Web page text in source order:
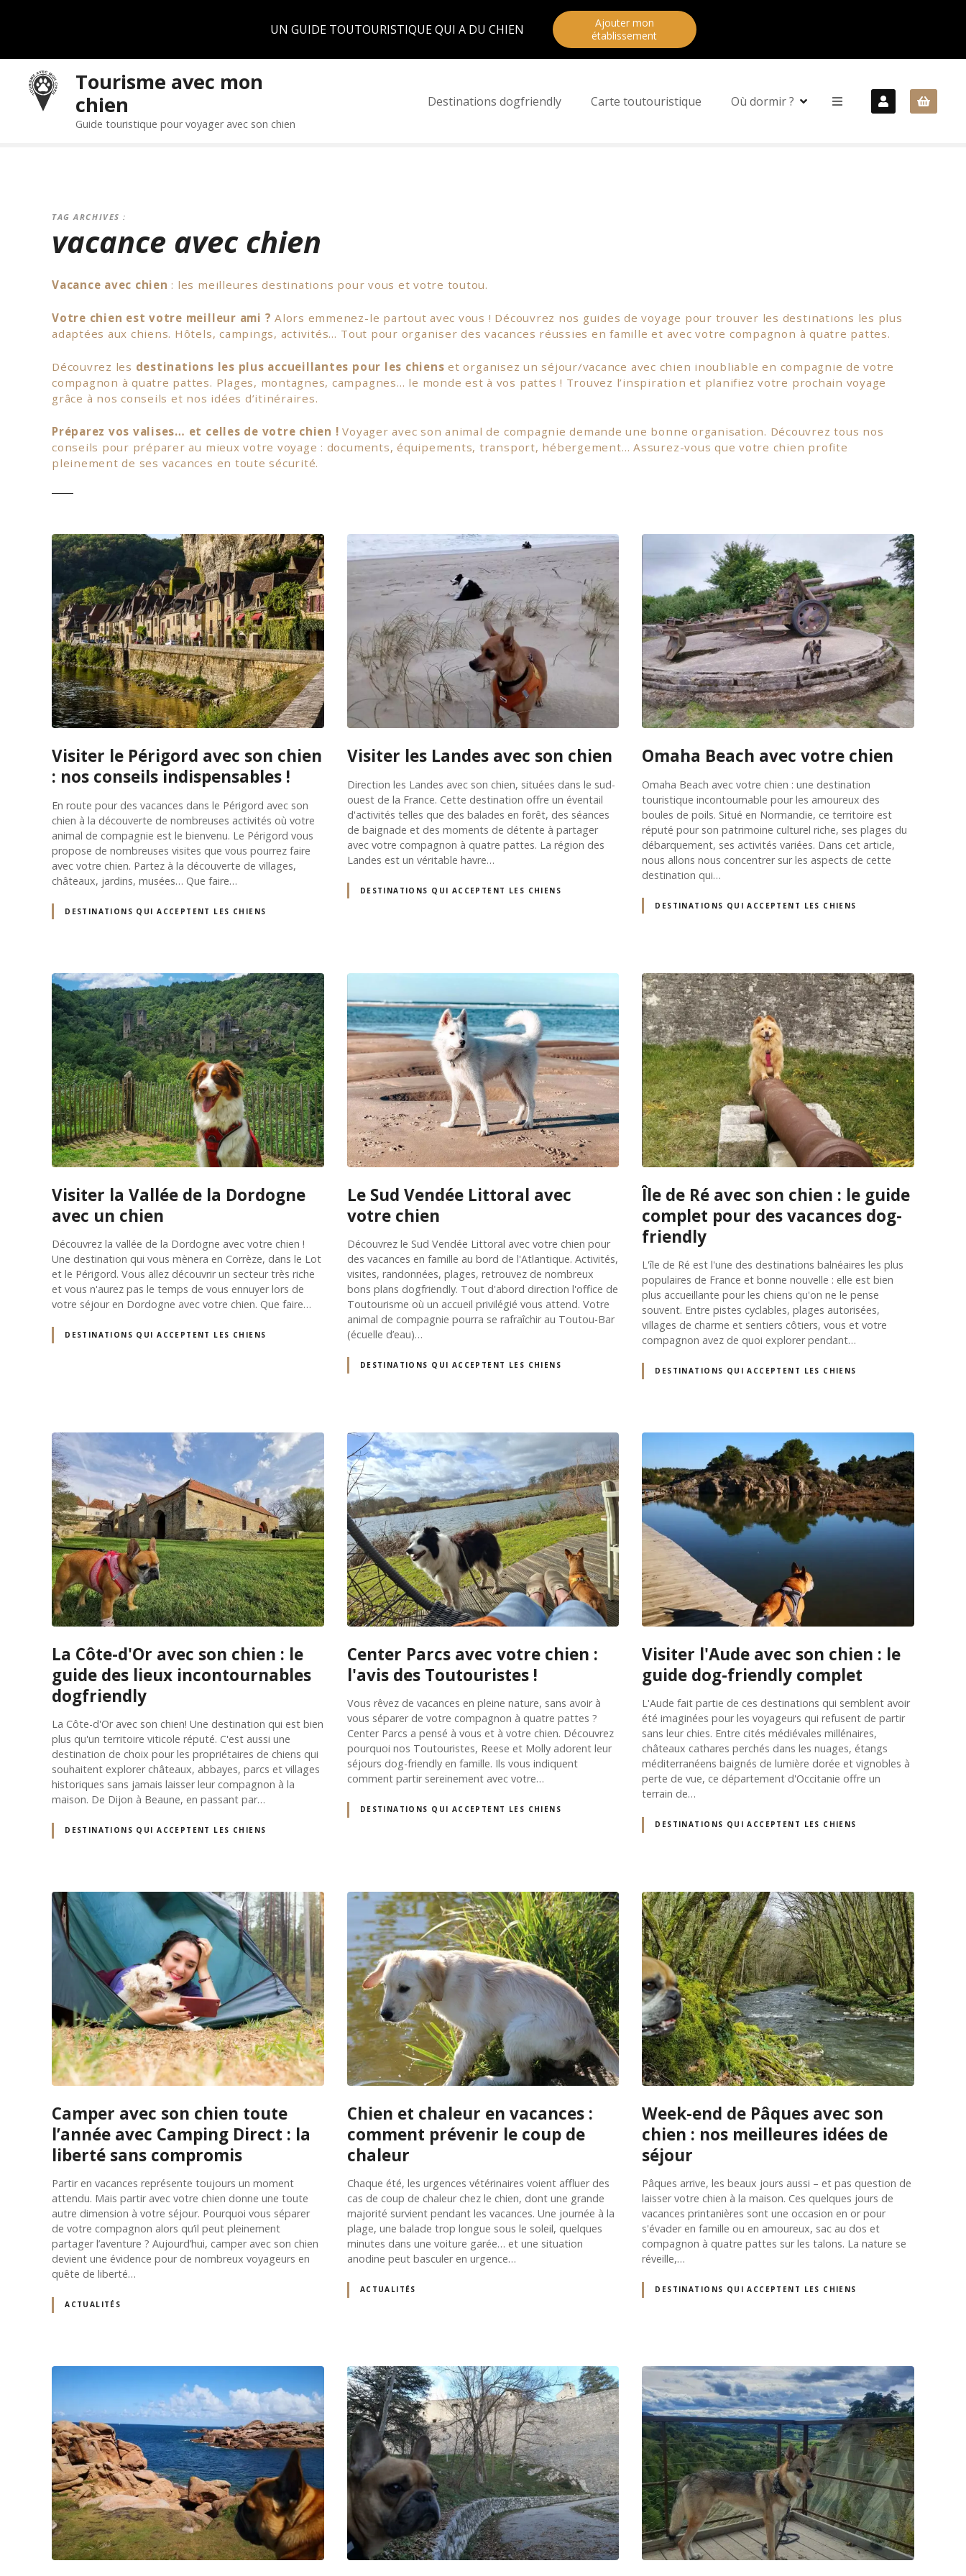
UN GUIDE TOUTOURISTIQUE QUI A DU CHIEN
Ajouter mon
établissement
Tourisme avec mon
chien
Guide touristique pour voyager avec son chien
Destinations dogfriendly Carte toutouristique Où dormir ?
TAG ARCHIVES :
vacance avec chien
Vacance avec chien : les meilleures destinations pour vous et votre toutou.
Votre chien est votre meilleur ami ? Alors emmenez-le partout avec vous ! Découvrez nos guides de voyage pour trouver les destinations les plus
adaptées aux chiens. Hôtels, campings, activités… Tout pour organiser des vacances réussies en famille et avec votre compagnon à quatre pattes.
Découvrez les destinations les plus accueillantes pour les chiens et organisez un séjour/vacance avec chien inoubliable en compagnie de votre
compagnon à quatre pattes. Plages, montagnes, campagnes… le monde est à vos pattes ! Trouvez l’inspiration et planifiez votre prochain voyage
grâce à nos conseils et nos idées d’itinéraires.
Préparez vos valises… et celles de votre chien ! Voyager avec son animal de compagnie demande une bonne organisation. Découvrez tous nos
conseils pour préparer au mieux votre voyage : documents, équipements, transport, hébergement… Assurez-vous que votre chien profite
pleinement de ses vacances en toute sécurité.
Visiter le Périgord avec son chien
: nos conseils indispensables !
En route pour des vacances dans le Périgord avec son
chien à la découverte de nombreuses activités où votre
animal de compagnie est le bienvenu. Le Périgord vous
propose de nombreuses visites que vous pourrez faire
avec votre chien. Partez à la découverte de villages,
châteaux, jardins, musées… Que faire…
DESTINATIONS QUI ACCEPTENT LES CHIENS
Visiter les Landes avec son chien
Direction les Landes avec son chien, situées dans le sud-
ouest de la France. Cette destination offre un éventail
d'activités telles que des balades en forêt, des séances
de baignade et des moments de détente à partager
avec votre compagnon à quatre pattes. La région des
Landes est un véritable havre…
DESTINATIONS QUI ACCEPTENT LES CHIENS
Omaha Beach avec votre chien
Omaha Beach avec votre chien : une destination
touristique incontournable pour les amoureux des
boules de poils. Situé en Normandie, ce territoire est
réputé pour son patrimoine culturel riche, ses plages du
débarquement, ses activités variées. Dans cet article,
nous allons nous concentrer sur les aspects de cette
destination qui…
DESTINATIONS QUI ACCEPTENT LES CHIENS
Visiter la Vallée de la Dordogne
avec un chien
Découvrez la vallée de la Dordogne avec votre chien !
Une destination qui vous mènera en Corrèze, dans le Lot
et le Périgord. Vous allez découvrir un secteur très riche
et vous n'aurez pas le temps de vous ennuyer lors de
votre séjour en Dordogne avec votre chien. Que faire…
DESTINATIONS QUI ACCEPTENT LES CHIENS
Le Sud Vendée Littoral avec
votre chien
Découvrez le Sud Vendée Littoral avec votre chien pour
des vacances en famille au bord de l'Atlantique. Activités,
visites, randonnées, plages, retrouvez de nombreux
bons plans dogfriendly. Tout d'abord direction l'office de
Toutourisme où un accueil privilégié vous attend. Votre
animal de compagnie pourra se rafraîchir au Toutou-Bar
(écuelle d’eau)…
DESTINATIONS QUI ACCEPTENT LES CHIENS
Île de Ré avec son chien : le guide
complet pour des vacances dog-
friendly
L'île de Ré est l'une des destinations balnéaires les plus
populaires de France et bonne nouvelle : elle est bien
plus accueillante pour les chiens qu'on ne le pense
souvent. Entre pistes cyclables, plages autorisées,
villages de charme et sentiers côtiers, vous et votre
compagnon avez de quoi explorer pendant…
DESTINATIONS QUI ACCEPTENT LES CHIENS
La Côte-d'Or avec son chien : le
guide des lieux incontournables
dogfriendly
La Côte-d'Or avec son chien! Une destination qui est bien
plus qu'un territoire viticole réputé. C'est aussi une
destination de choix pour les propriétaires de chiens qui
souhaitent explorer châteaux, abbayes, parcs et villages
historiques sans jamais laisser leur compagnon à la
maison. De Dijon à Beaune, en passant par…
DESTINATIONS QUI ACCEPTENT LES CHIENS
Center Parcs avec votre chien :
l'avis des Toutouristes !
Vous rêvez de vacances en pleine nature, sans avoir à
vous séparer de votre compagnon à quatre pattes ?
Center Parcs a pensé à vous et à votre chien. Découvrez
pourquoi nos Toutouristes, Reese et Molly adorent leur
séjours dog-friendly en famille. Ils vous indiquent
comment partir sereinement avec votre…
DESTINATIONS QUI ACCEPTENT LES CHIENS
Visiter l'Aude avec son chien : le
guide dog-friendly complet
L'Aude fait partie de ces destinations qui semblent avoir
été imaginées pour les voyageurs qui refusent de partir
sans leur chies. Entre cités médiévales millénaires,
châteaux cathares perchés dans les nuages, étangs
méditerranéens baignés de lumière dorée et vignobles à
perte de vue, ce département d'Occitanie offre un
terrain de…
DESTINATIONS QUI ACCEPTENT LES CHIENS
Camper avec son chien toute
l’année avec Camping Direct : la
liberté sans compromis
Partir en vacances représente toujours un moment
attendu. Mais partir avec votre chien donne une toute
autre dimension à votre séjour. Pourquoi vous séparer
de votre compagnon alors qu’il peut pleinement
partager l’aventure ? Aujourd’hui, camper avec son chien
devient une évidence pour de nombreux voyageurs en
quête de liberté…
ACTUALITÉS
Chien et chaleur en vacances :
comment prévenir le coup de
chaleur
Chaque été, les urgences vétérinaires voient affluer des
cas de coup de chaleur chez le chien, dont une grande
majorité survient pendant les vacances. Une journée à la
plage, une balade trop longue sous le soleil, quelques
minutes dans une voiture garée… et une situation
anodine peut basculer en urgence…
ACTUALITÉS
Week-end de Pâques avec son
chien : nos meilleures idées de
séjour
Pâques arrive, les beaux jours aussi – et pas question de
laisser votre chien à la maison. Ces quelques jours de
vacances printanières sont une occasion en or pour
s'évader en famille ou en amoureux, sac au dos et
compagnon à quatre pattes sur les talons. La nature se
réveille,…
DESTINATIONS QUI ACCEPTENT LES CHIENS